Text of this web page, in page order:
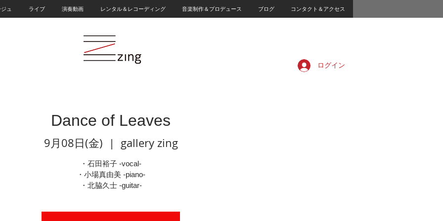
ュ ライブ 演奏動画 レンタル＆レコーディング 音楽制作＆プロデュース ブログ コンタクト＆アクセス
ログイン
Dance of Leaves
9月08日(金)
  |
gallery zing
・石田裕子 -vocal-
・小場真由美 -piano-
・北脇久士 -guitar-